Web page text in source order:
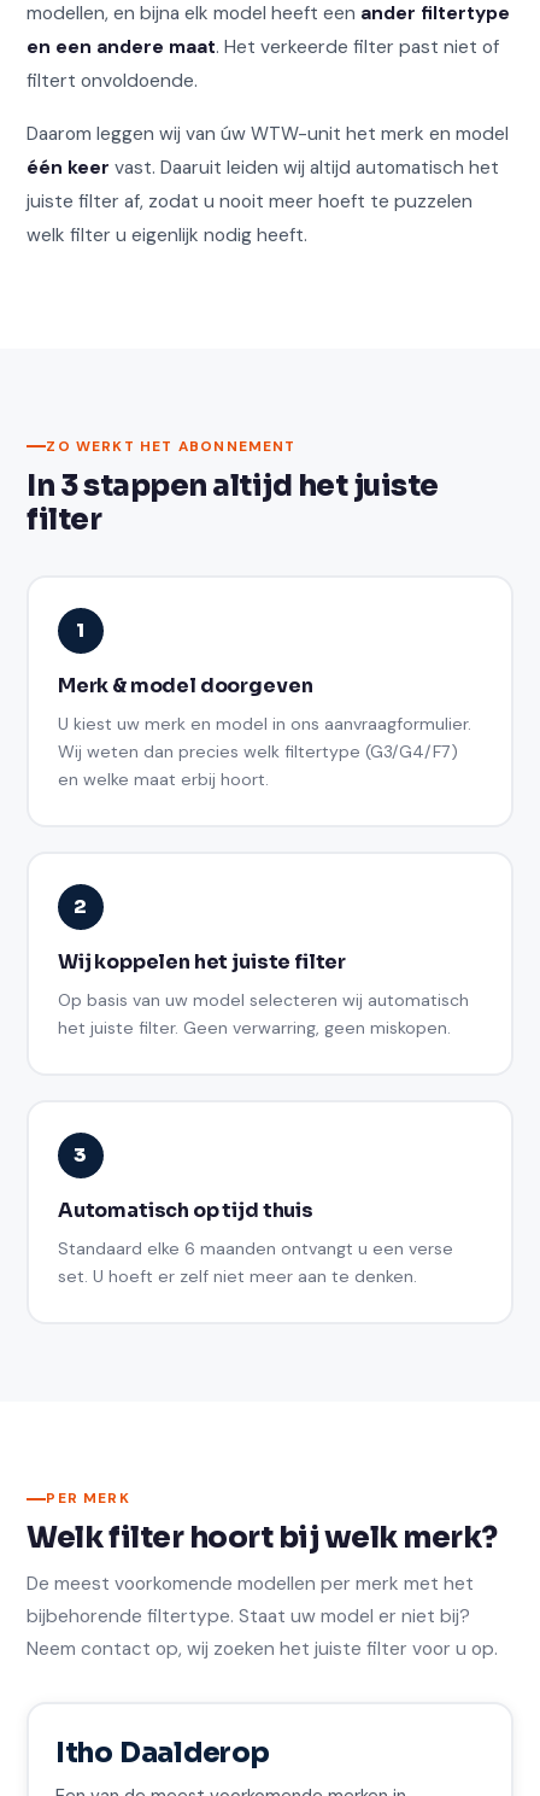
modellen, en bijna elk model heeft een ander filtertype
en een andere maat. Het verkeerde filter past niet of
filtert onvoldoende.
Daarom leggen wij van úw WTW-unit het merk en model
één keer vast. Daaruit leiden wij altijd automatisch het
juiste filter af, zodat u nooit meer hoeft te puzzelen
welk filter u eigenlijk nodig heeft.
ZO WERKT HET ABONNEMENT
In 3 stappen altijd het juiste
filter
1
Merk & model doorgeven
U kiest uw merk en model in ons aanvraagformulier.
Wij weten dan precies welk filtertype (G3/G4/F7)
en welke maat erbij hoort.
2
Wij koppelen het juiste filter
Op basis van uw model selecteren wij automatisch
het juiste filter. Geen verwarring, geen miskopen.
3
Automatisch op tijd thuis
Standaard elke 6 maanden ontvangt u een verse
set. U hoeft er zelf niet meer aan te denken.
PER MERK
Welk filter hoort bij welk merk?
De meest voorkomende modellen per merk met het
bijbehorende filtertype. Staat uw model er niet bij?
Neem contact op, wij zoeken het juiste filter voor u op.
Itho Daalderop